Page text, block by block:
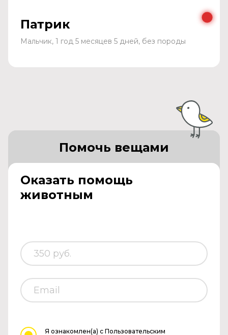
Патрик
Мальчик, 1 год 5 месяцев 5 дней, без породы
Оказать помощь
животным
Помочь вещами
Я ознакомлен(а) с Пользовательским